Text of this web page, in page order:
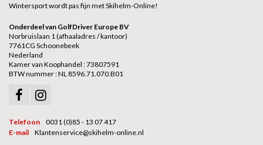
Wintersport wordt pas fijn met Skihelm-Online!
Onderdeel van GolfDriver Europe BV
Norbruislaan 1 (afhaaladres / kantoor)
7761CG Schoonebeek
Nederland
Kamer van Koophandel : 73807591
BTW nummer : NL 8596.71.070.B01
Telefoon
0031 (0)85 - 13 07 417
E-mail
Klantenservice@skihelm-online.nl